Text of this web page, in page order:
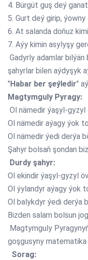
4. Bürgüt guş deý
5. Gurt deý girip,
6. At salanda doňuz
7. Aýy kimin asylyşy
Gadyrly adamlar
şahyrlar bilen aýdyşyk
" Habar ber şeýledir"
Magtymguly Pyragy:
Ol nämedir ýaşyl-gyzyl
Ol nämedir aýagy ýok
Ol nämedir ýedi derýa
Şahyr bolsaň şondan
Durdy şahyr:
Ol ekindir ýaşyl-gyzyl
Ol ýylandyr aýagy ýok
Ol balykdyr ýedi derýa
Bizden salam bolsun
Magtymguly
goşgusyny matematika
Sorag: